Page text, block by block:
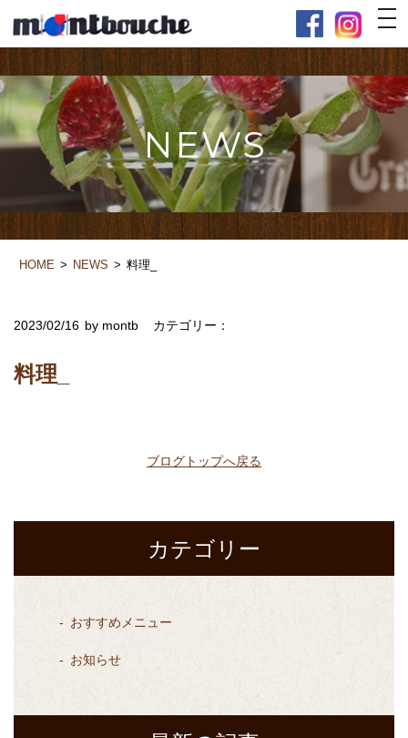
NEWS
HOME NEWS 料理_
2023/02/16 by montb カテゴリー：
料理_
ブログトップへ戻る
カテゴリー
おすすめメニュー
お知らせ